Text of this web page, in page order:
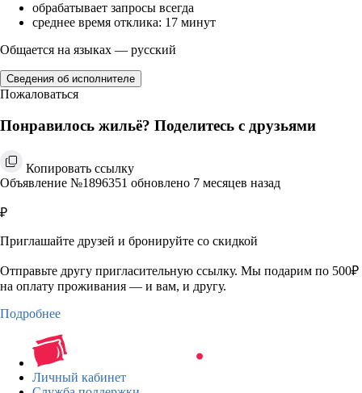
обрабатывает запросы всегда
среднее время отклика: 17 минут
Общается на языках — русский
Сведения об исполнителе
Пожаловаться
Понравилось жильё? Поделитесь с друзьями
Копировать ссылку
Объявление №1896351 обновлено 7 месяцев назад
₽
Приглашайте друзей и бронируйте со скидкой
Отправьте другу пригласительную ссылку. Мы подарим по 500₽
на оплату проживания — и вам, и другу.
Подробнее
Личный кабинет